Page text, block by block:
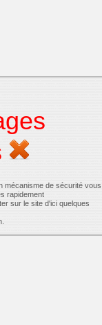
mécanisme de sécurité vous
rapidement
sur le site d'ici quelques